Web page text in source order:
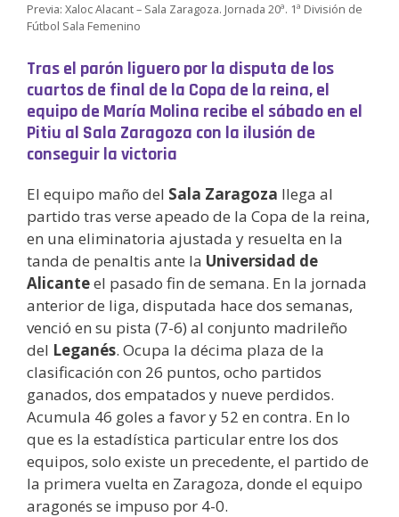
Previa: Xaloc Alacant – Sala Zaragoza. Jornada 20ª. 1ª División de
Fútbol Sala Femenino
Tras el parón liguero por la disputa de los
cuartos de final de la Copa de la reina, el
equipo de María Molina recibe el sábado en el
Pitiu al Sala Zaragoza con la ilusión de
conseguir la victoria
El equipo maño del Sala Zaragoza llega al
partido tras verse apeado de la Copa de la reina,
en una eliminatoria ajustada y resuelta en la
tanda de penaltis ante la Universidad de
Alicanteel pasado fin de semana. En la jornada
anterior de liga, disputada hace dos semanas,
venció en su pista (7-6) al conjunto madrileño
del Leganés. Ocupa la décima plaza de la
clasificación con 26 puntos, ocho partidos
ganados, dos empatados y nueve perdidos.
Acumula 46 goles a favor y 52 en contra. En lo
que es la estadística particular entre los dos
equipos, solo existe un precedente, el partido de
la primera vuelta en Zaragoza, donde el equipo
aragonés se impuso por 4-0.